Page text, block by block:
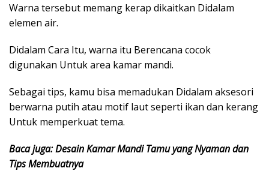
Warna tersebut memang kerap dikaitkan Didalam
elemen air.
Didalam Cara Itu, warna itu Berencana cocok
digunakan Untuk area kamar mandi.
Sebagai tips, kamu bisa memadukan Didalam aksesori
berwarna putih atau motif laut seperti ikan dan kerang
Untuk memperkuat tema.
Baca juga: Desain Kamar Mandi Tamu yang Nyaman dan
Tips Membuatnya